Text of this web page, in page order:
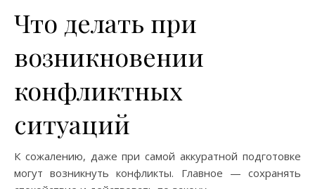
Что делать при
возникновении
конфликтных
ситуаций
К сожалению, даже при самой аккуратной подготовке
могут возникнуть конфликты. Главное — сохранять